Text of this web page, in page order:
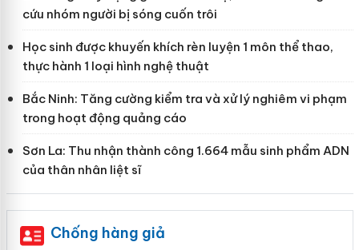
cứu nhóm người bị sóng cuốn trôi
Học sinh được khuyến khích rèn luyện 1 môn thể thao,
thực hành 1 loại hình nghệ thuật
Bắc Ninh: Tăng cường kiểm tra và xử lý nghiêm vi phạm
trong hoạt động quảng cáo
Sơn La: Thu nhận thành công 1.664 mẫu sinh phẩm ADN
của thân nhân liệt sĩ
Chống hàng giả